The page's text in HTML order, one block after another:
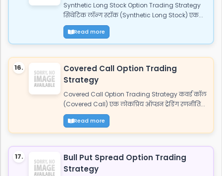
Synthetic Long Stock Option Trading Strategy
सिंथेटिक लॉन्ग स्टॉक (Synthetic Long Stock) एक...
Read more
16.
Covered Call Option Trading
Strategy
Covered Call Option Trading Strategy कवर्ड कॉल
(Covered Call) एक लोकप्रिय ऑप्शन ट्रेडिंग रणनीति...
Read more
17.
Bull Put Spread Option Trading
Strategy